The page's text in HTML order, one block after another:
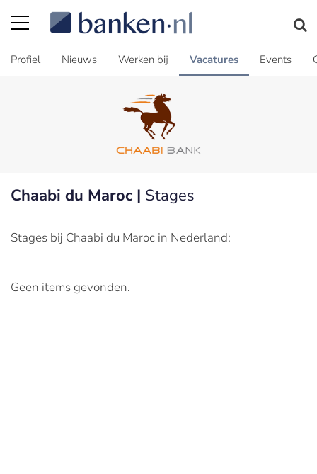
Profiel Nieuws Werken bij Vacatures Events
Chaabi du Maroc | Stages
Stages bij Chaabi du Maroc in Nederland:
Geen items gevonden.